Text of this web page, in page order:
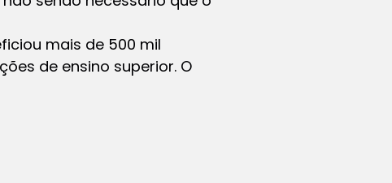
mais de 500 mil
de ensino superior. O